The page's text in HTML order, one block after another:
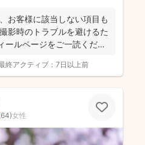
お客様に該当しない項目も
影時のトラブルを避けるた
ールページをご一読くださ
終アクティブ： 7日以上前
64)女性